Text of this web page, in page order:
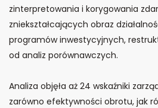
zinterpretowania i korygowania
zniekształcających obraz
programów inwestycyjnych,
od analiz porównawczych.
Analiza objęła aż 24 wskaźniki
zarówno efektywności obrotu, jak